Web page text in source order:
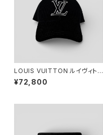
LOUIS VUITTON ルイヴィトン
LV シグネチャー コーデュロイ
キャップ ブラック M M7784M
¥72,800